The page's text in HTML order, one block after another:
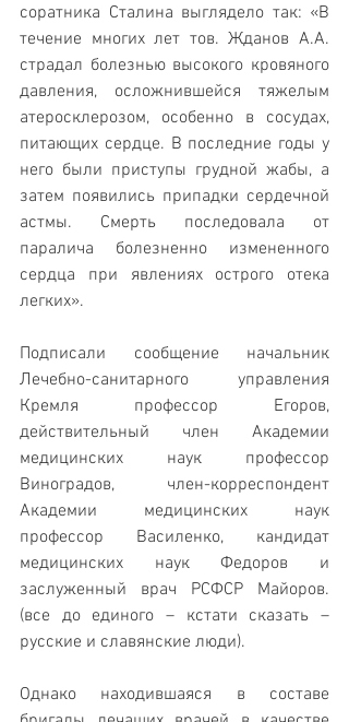
соратника Сталина выглядело так: «В
течение многих лет тов. Жданов А.А.
страдал болезнью высокого кровяного
давления, осложнившейся тяжелым
атеросклерозом, особенно в сосудах,
питающих сердце. В последние годы у
него были приступы грудной жабы, а
затем появились припадки сердечной
астмы. Смерть последовала от
паралича болезненно измененного
сердца при явлениях острого отека
легких».
Подписали сообщение начальник
Лечебно-санитарного управления
Кремля профессор Егоров,
действительный член Академии
медицинских наук профессор
Виноградов, член-корреспондент
Академии медицинских наук
профессор Василенко, кандидат
медицинских наук Федоров и
заслуженный врач РСФСР Майоров.
(все до единого – кстати сказать –
русские и славянские люди).
Однако находившаяся в составе